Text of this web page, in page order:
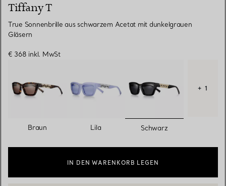
Tiffany T
True Sonnenbrille aus schwarzem Acetat mit dunkelgrauen
Gläsern
€ 368 inkl. MwSt
Braun Lila Schwarz
+ 1
IN DEN WARENKORB LEGEN